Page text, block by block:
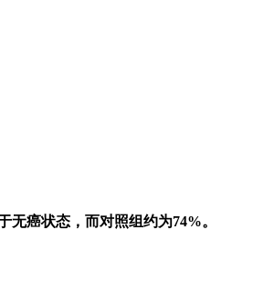
无癌状态 ，而对照组约为74%。